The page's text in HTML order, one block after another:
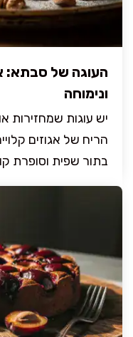
העוגה של סבתא:
ונימוחה
יש עוגות
הריח של אגוזים
בתור שפית וסופרת